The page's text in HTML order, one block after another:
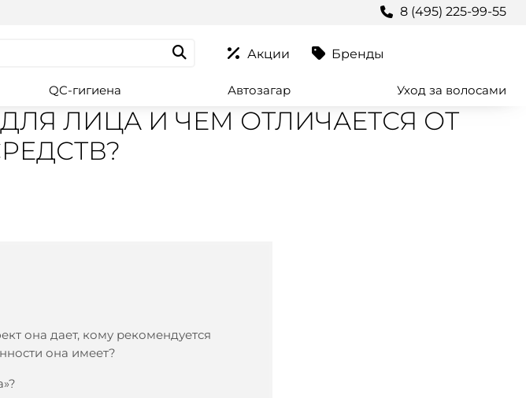
8 (495) 225-99-55
Акции Бренды
QC-гигиена Автозагар Уход за волосами
ЛИЦА И ЧЕМ ОТЛИЧАЕТСЯ ОТ
она дает, кому рекомендуется
она имеет?